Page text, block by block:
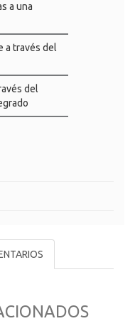
a una
a través del
del